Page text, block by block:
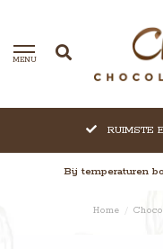
MENU
RUIMSTE
Bij temperaturen
Home /